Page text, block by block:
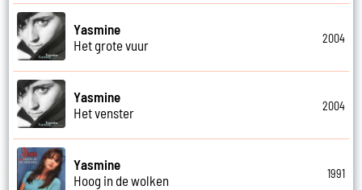
Yasmine
Het grote vuur
2004
Yasmine
Het venster
2004
Yasmine
Hoog in de wolken
1991